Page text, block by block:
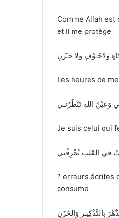
Comme Allah est
et Il me protège
وَلاخَـوْفٍ ولا حـَزَنِ
Les heures de
وَعَيْنُ اللهِ تَنْظُرُنـي
Je suis celui qui
في القَلبِ تُحْرِقُني
? erreurs écrites
consume
بِالتَّذْكِيـرِ وَالحَزَنِ